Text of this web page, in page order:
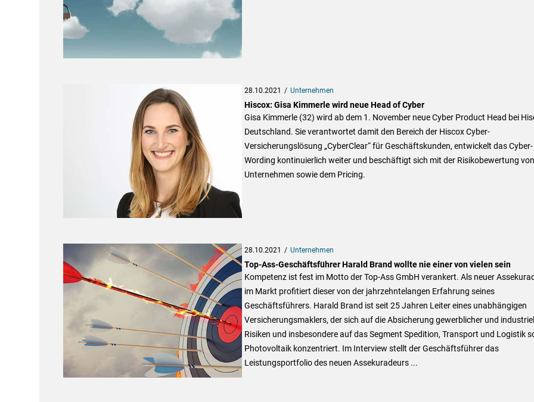
28.10.2021 Unternehmen
Hiscox: Gisa Kimmerle wird neue Head of Cyber
Gisa Kimmerle (32) wird ab dem 1. November neue Cyber Product Head bei
Deutschland. Sie verantwortet damit den Bereich der Hiscox Cyber-
Versicherungslösung „CyberClear“ für Geschäftskunden, entwickelt das Cyber-
Wording kontinuierlich weiter und beschäftigt sich mit der Risikobewertung von
Unternehmen sowie dem Pricing.
28.10.2021 Unternehmen
Top-Ass-Geschäftsführer Harald Brand wollte nie einer von vielen sein
Kompetenz ist fest im Motto der Top-Ass GmbH verankert. Als neuer
im Markt profitiert dieser von der jahrzehntelangen Erfahrung seines
Geschäftsführers. Harald Brand ist seit 25 Jahren Leiter eines unabhängigen
Versicherungsmaklers, der sich auf die Absicherung gewerblicher und
Risiken und insbesondere auf das Segment Spedition, Transport und Logistik
Photovoltaik konzentriert. Im Interview stellt der Geschäftsführer das
Leistungsportfolio des neuen Assekuradeurs ...